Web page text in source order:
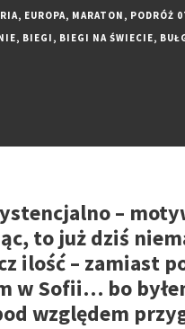
, EUROPA, MARATON , PODRÓŻ
, BIEGI , BIEGI NA ŚWIECIE,
–
to już dziś
ilość – zamiast
w Sofii… bo
względem